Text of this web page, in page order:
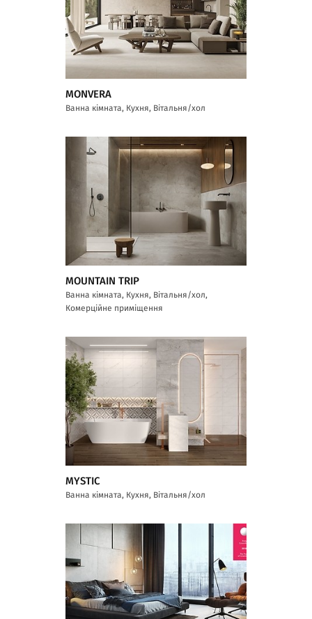
MONVERA
Ванна кімната, Кухня, Вітальня/хол
MOUNTAIN TRIP
Ванна кімната, Кухня, Вітальня/хол,
Комерційне приміщення
MYSTIC
Ванна кімната, Кухня, Вітальня/хол